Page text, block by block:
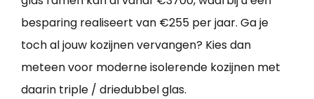
besparing realiseert van €255 per jaar. Ga je
toch al jouw kozijnen vervangen? Kies dan
meteen voor moderne isolerende kozijnen met
daarin triple / driedubbel glas.